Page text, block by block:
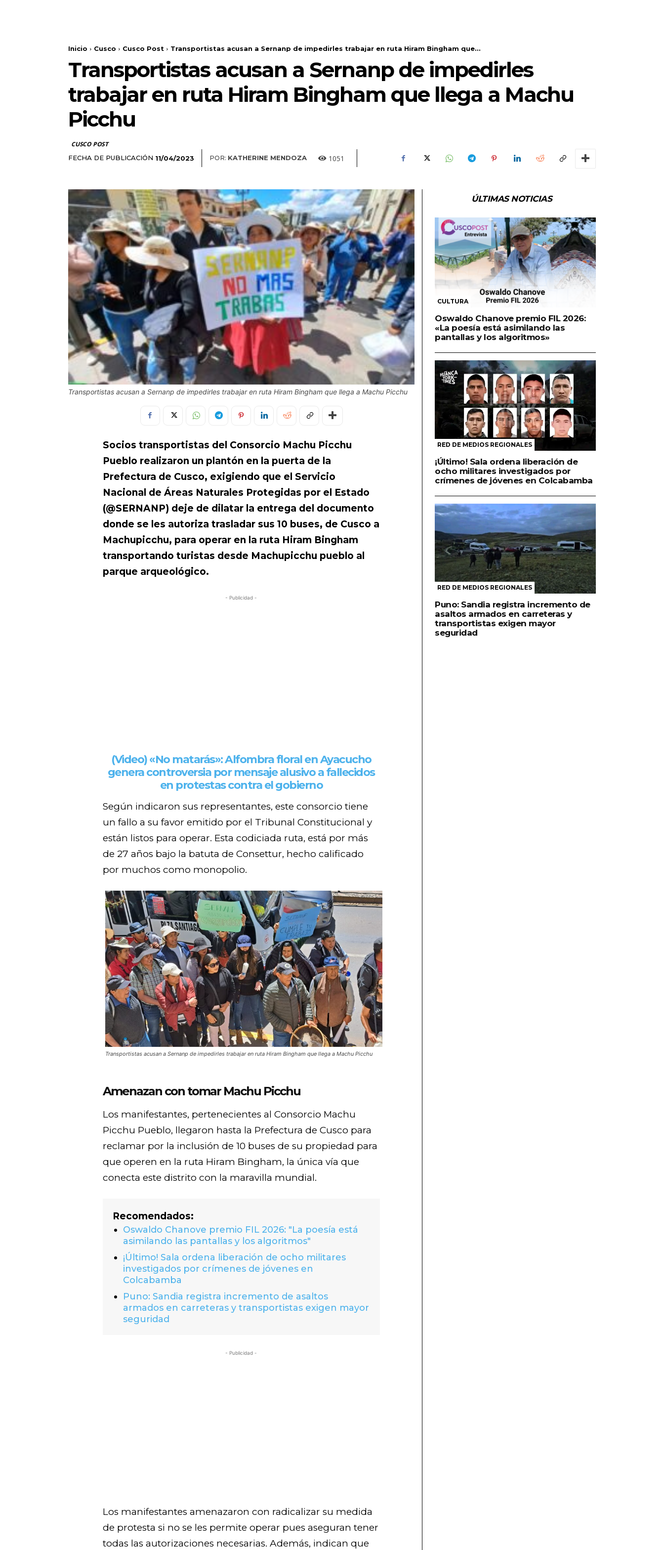
Inicio Cusco Cusco Post Transportistas acusan a Sernanp de impedirles trabajar en ruta Hiram Bingham que...
Transportistas acusan a Sernanp de impedirles
trabajar en ruta Hiram Bingham que llega a Machu
Picchu
CUSCO POST
FECHA DE PUBLICACIÓN 11/04/2023 POR: KATHERINE MENDOZA 1051
Transportistas acusan a Sernanp de impedirles trabajar en ruta Hiram Bingham que llega a Machu Picchu
Socios transportistas del Consorcio Machu Picchu
Pueblo realizaron un plantón en la puerta de la
Prefectura de Cusco, exigiendo que el Servicio
Nacional de Áreas Naturales Protegidas por el Estado
(@SERNANP) deje de dilatar la entrega del documento
donde se les autoriza trasladar sus 10 buses, de Cusco a
Machupicchu, para operar en la ruta Hiram Bingham
transportando turistas desde Machupicchu pueblo al
parque arqueológico.
- Publicidad -
(Video) «No matarás»: Alfombra floral en Ayacucho
genera controversia por mensaje alusivo a fallecidos
en protestas contra el gobierno
Según indicaron sus representantes, este consorcio tiene
un fallo a su favor emitido por el Tribunal Constitucional y
están listos para operar. Esta codiciada ruta, está por más
de 27 años bajo la batuta de Consettur, hecho calificado
por muchos como monopolio.
Transportistas acusan a Sernanp de impedirles trabajar en ruta Hiram Bingham que llega a Machu Picchu
Amenazan con tomar Machu Picchu
Los manifestantes, pertenecientes al Consorcio Machu
Picchu Pueblo, llegaron hasta la Prefectura de Cusco para
reclamar por la inclusión de 10 buses de su propiedad para
que operen en la ruta Hiram Bingham, la única vía que
conecta este distrito con la maravilla mundial.
Recomendados:
Oswaldo Chanove premio FIL 2026: "La poesía está
asimilando las pantallas y los algoritmos"
¡Último! Sala ordena liberación de ocho militares
investigados por crímenes de jóvenes en
Colcabamba
Puno: Sandia registra incremento de asaltos
armados en carreteras y transportistas exigen mayor
seguridad
- Publicidad -
Los manifestantes amenazaron con radicalizar su medida
de protesta si no se les permite operar pues aseguran tener
todas las autorizaciones necesarias. Además, indican que
ÚLTIMAS NOTICIAS
CULTURA
Oswaldo Chanove premio FIL 2026:
«La poesía está asimilando las
pantallas y los algoritmos»
RED DE MEDIOS REGIONALES
¡Último! Sala ordena liberación de
ocho militares investigados por
crímenes de jóvenes en Colcabamba
RED DE MEDIOS REGIONALES
Puno: Sandia registra incremento de
asaltos armados en carreteras y
transportistas exigen mayor
seguridad